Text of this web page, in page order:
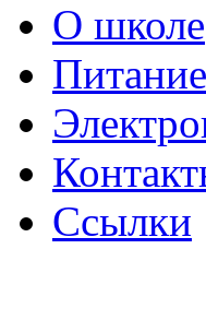
О школе
Питание
Ссылки